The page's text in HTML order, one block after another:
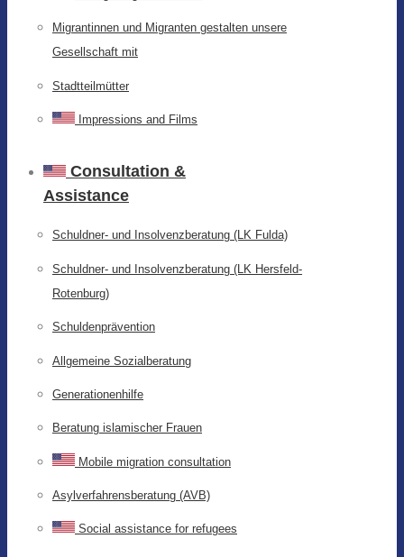
Migrantinnen und Migranten gestalten unsere
Gesellschaft mit
Stadtteilmütter
Impressions and Films
Consultation &
Assistance
Schuldner- und Insolvenzberatung (LK Fulda)
Schuldner- und Insolvenzberatung (LK Hersfeld-
Rotenburg)
Schuldenprävention
Allgemeine Sozialberatung
Generationenhilfe
Beratung islamischer Frauen
Mobile migration consultation
Asylverfahrensberatung (AVB)
Social assistance for refugees